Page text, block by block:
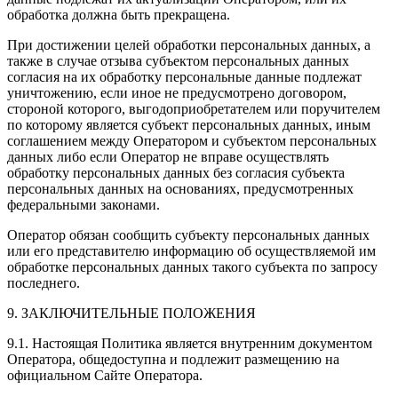
обработка должна быть прекращена.
При достижении целей обработки персональных данных, а
также в случае отзыва субъектом персональных данных
согласия на их обработку персональные данные подлежат
уничтожению, если иное не предусмотрено договором,
стороной которого, выгодоприобретателем или поручителем
по которому является субъект персональных данных, иным
соглашением между Оператором и субъектом персональных
данных либо если Оператор не вправе осуществлять
обработку персональных данных без согласия субъекта
персональных данных на основаниях, предусмотренных
федеральными законами.
Оператор обязан сообщить субъекту персональных данных
или его представителю информацию об осуществляемой им
обработке персональных данных такого субъекта по запросу
последнего.
9. ЗАКЛЮЧИТЕЛЬНЫЕ ПОЛОЖЕНИЯ
9.1. Настоящая Политика является внутренним документом
Оператора, общедоступна и подлежит размещению на
официальном Сайте Оператора.